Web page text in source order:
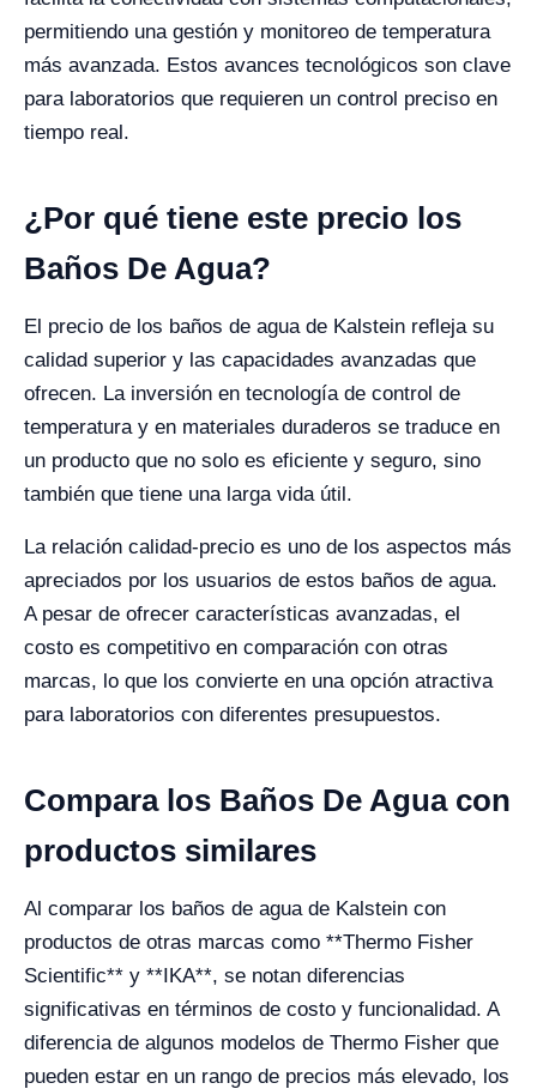
permitiendo una gestión y monitoreo de temperatura
más avanzada. Estos avances tecnológicos son clave
para laboratorios que requieren un control preciso en
tiempo real.
¿Por qué tiene este precio los
Baños De Agua?
El precio de los baños de agua de Kalstein refleja su
calidad superior y las capacidades avanzadas que
ofrecen. La inversión en tecnología de control de
temperatura y en materiales duraderos se traduce en
un producto que no solo es eficiente y seguro, sino
también que tiene una larga vida útil.
La relación calidad-precio es uno de los aspectos más
apreciados por los usuarios de estos baños de agua.
A pesar de ofrecer características avanzadas, el
costo es competitivo en comparación con otras
marcas, lo que los convierte en una opción atractiva
para laboratorios con diferentes presupuestos.
Compara los Baños De Agua con
productos similares
Al comparar los baños de agua de Kalstein con
productos de otras marcas como **Thermo Fisher
Scientific** y **IKA**, se notan diferencias
significativas en términos de costo y funcionalidad. A
diferencia de algunos modelos de Thermo Fisher que
pueden estar en un rango de precios más elevado, los